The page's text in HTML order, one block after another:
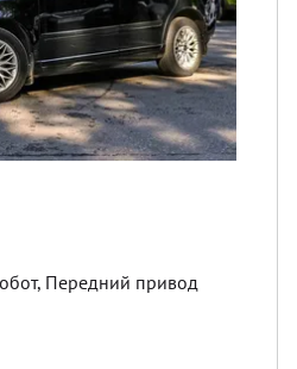
, Передний привод